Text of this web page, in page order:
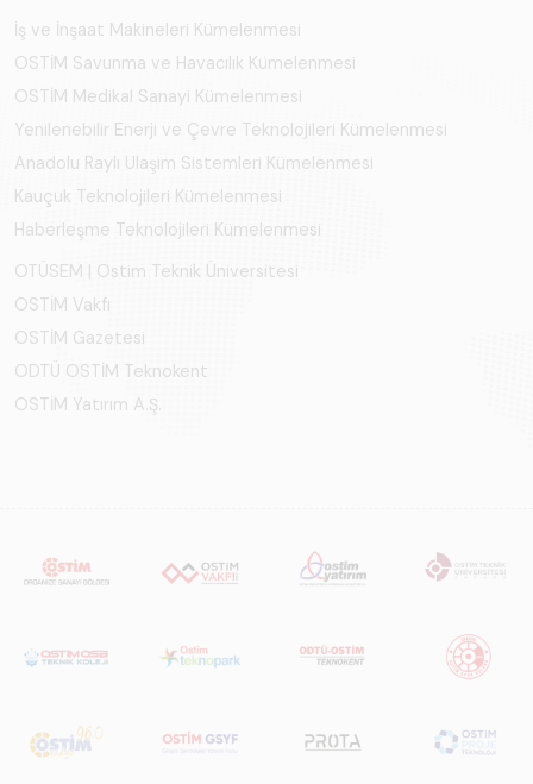
İş ve İnşaat Makineleri Kümelenmesi
OSTİM Savunma ve Havacılık Kümelenmesi
OSTİM Medikal Sanayi Kümelenmesi
Yenilenebilir Enerji ve Çevre Teknolojileri Kümelenmesi
Anadolu Raylı Ulaşım Sistemleri Kümelenmesi
Kauçuk Teknolojileri Kümelenmesi
Haberleşme Teknolojileri Kümelenmesi
OTÜSEM | Ostim Teknik Üniversitesi
OSTİM Vakfı
OSTİM Gazetesi
ODTÜ OSTİM Teknokent
OSTİM Yatırım A.Ş.